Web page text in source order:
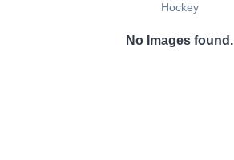
Hockey
No Images found.